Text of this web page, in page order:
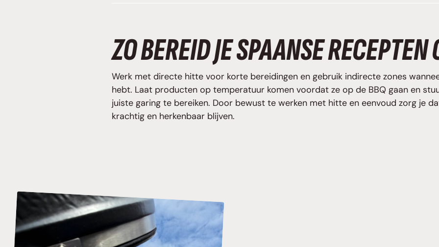
ZO BEREID JE SPAANSE RECEPTEN
Werk met directe hitte voor korte bereidingen en gebruik indirecte zones
hebt. Laat producten op temperatuur komen voordat ze op de BBQ gaan en
juiste garing te bereiken. Door bewust te werken met hitte en eenvoud zorg je
krachtig en herkenbaar blijven.